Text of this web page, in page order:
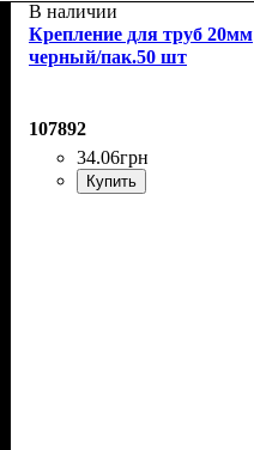
В наличии
Крепление для труб 20мм
черный/пак.50 шт
107892
34.06грн
Купить